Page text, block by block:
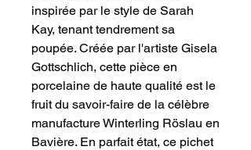
inspirée par le style de Sarah
Kay, tenant tendrement sa
poupée. Créée par l'artiste Gisela
Gottschlich, cette pièce en
porcelaine de haute qualité est le
fruit du savoir-faire de la célèbre
manufacture Winterling Röslau en
Bavière. En parfait état, ce pichet